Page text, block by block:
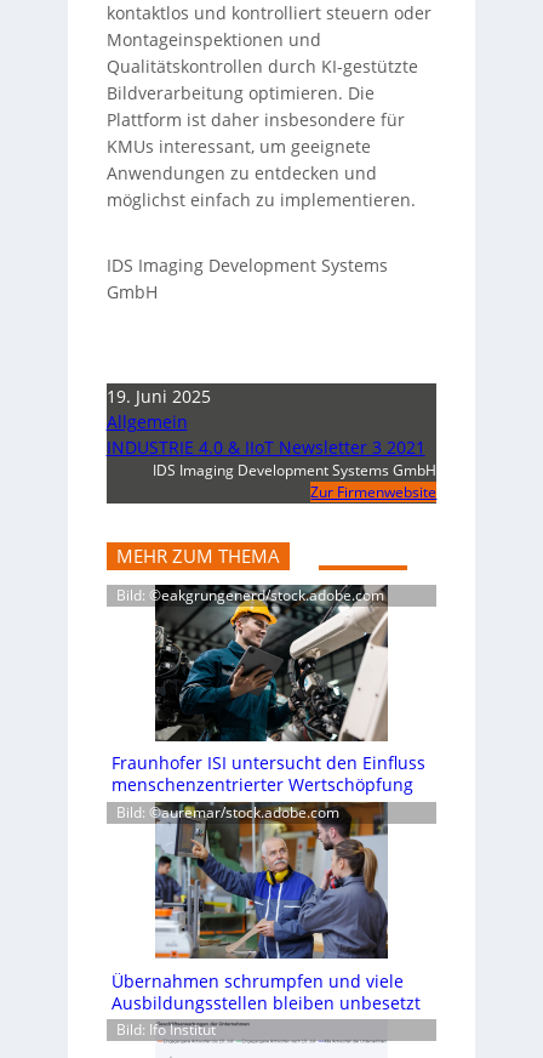
kontaktlos und kontrolliert steuern oder
Montageinspektionen und
Qualitätskontrollen durch KI-gestützte
Bildverarbeitung optimieren. Die
Plattform ist daher insbesondere für
KMUs interessant, um geeignete
Anwendungen zu entdecken und
möglichst einfach zu implementieren.
IDS Imaging Development Systems
GmbH
19. Juni 2025
Allgemein
INDUSTRIE 4.0 & IIoT Newsletter 3 2021
IDS Imaging Development Systems GmbH
Zur Firmenwebsite
MEHR ZUM THEMA
Bild: ©eakgrungenerd/stock.adobe.com
Fraunhofer ISI untersucht den Einfluss
menschenzentrierter Wertschöpfung
Bild: ©auremar/stock.adobe.com
Übernahmen schrumpfen und viele
Ausbildungsstellen bleiben unbesetzt
Bild: Ifo Institut